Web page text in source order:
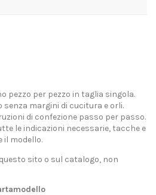
pezzo per pezzo in taglia singola.
senza margini di cucitura e orli.
di confezione passo per passo.
le indicazioni necessarie, tacche e
il modello.
sito o sul catalogo, non